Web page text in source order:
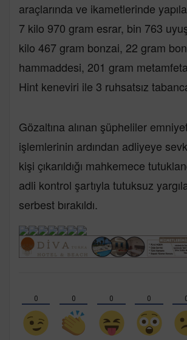
araçlarında ve ikametlerinde
7 kilo 970 gram esrar, bin 763
kilo 467 gram bonzai, 22 gram
hammaddesi, 201 gram
Hint keneviri ile 3 ruhsatsız
Gözaltına alınan şüpheliler
işlemlerinin ardından adliyeye
kişi çıkarıldığı mahkemece
adli kontrol şartıyla tutuksuz
serbest bırakıldı.
0 0 0 0